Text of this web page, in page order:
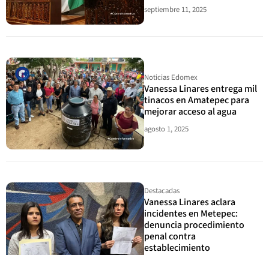
septiembre 11, 2025
Noticias Edomex
Vanessa Linares entrega mil
tinacos en Amatepec para
mejorar acceso al agua
agosto 1, 2025
Destacadas
Vanessa Linares aclara
incidentes en Metepec:
denuncia procedimiento
penal contra
establecimiento